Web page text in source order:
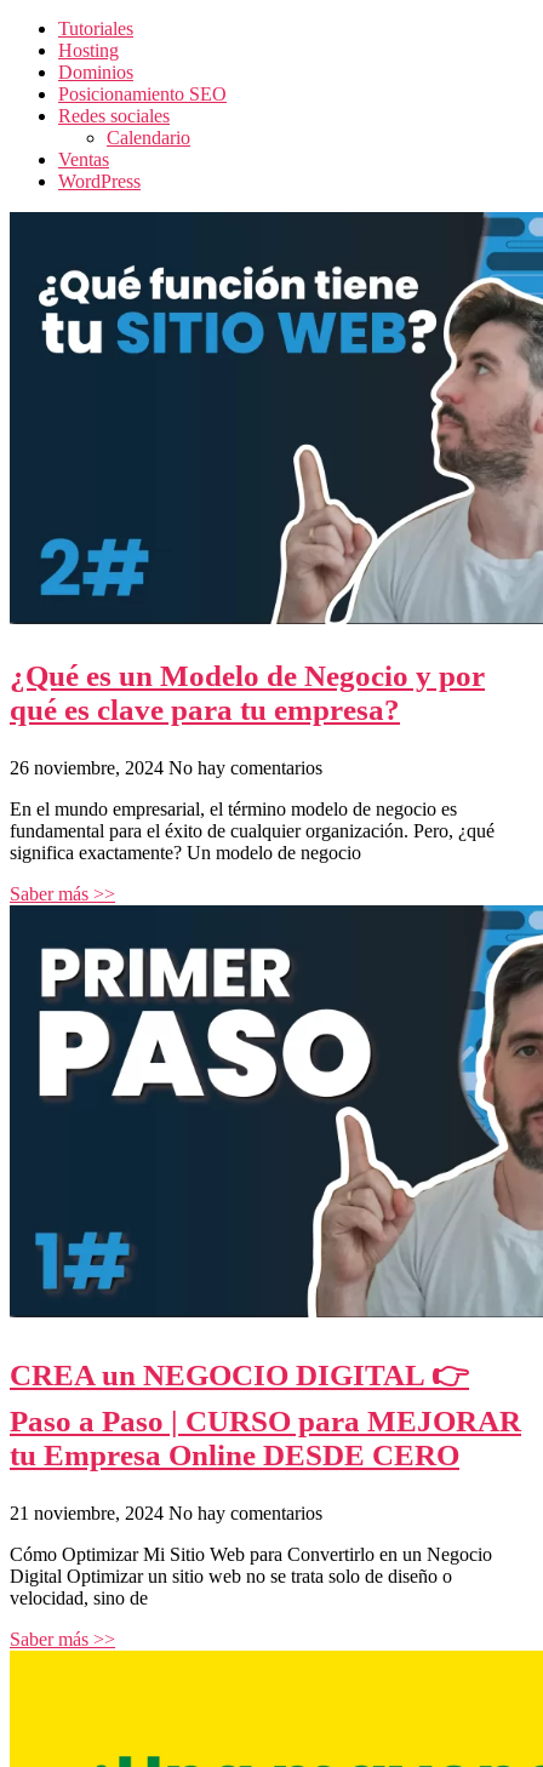
Tutoriales
Hosting
Dominios
Posicionamiento SEO
Redes sociales
Calendario
Ventas
WordPress
¿Qué es un Modelo de Negocio y por
qué es clave para tu empresa?
26 noviembre, 2024 No hay comentarios
En el mundo empresarial, el término modelo de negocio es
fundamental para el éxito de cualquier organización. Pero, ¿qué
significa exactamente? Un modelo de negocio
Saber más >>
CREA un NEGOCIO DIGITAL 👉
Paso a Paso | CURSO para MEJORAR
tu Empresa Online DESDE CERO
21 noviembre, 2024 No hay comentarios
Cómo Optimizar Mi Sitio Web para Convertirlo en un Negocio
Digital Optimizar un sitio web no se trata solo de diseño o
velocidad, sino de
Saber más >>